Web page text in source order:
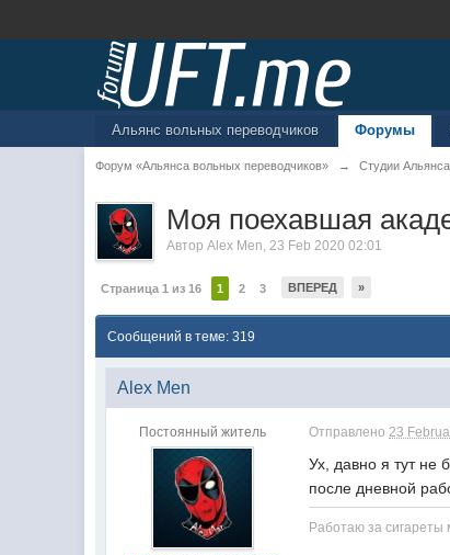
Альянс вольных переводчиков Форумы
Форум «Альянса вольных переводчиков» → Студии Альянса
Моя поехавшая
АвторAlex Men,23 Feb 2020 02:01
Страница 1 из 16 1 2 3 ВПЕРЕД »
Сообщений в теме: 319
Alex Men
Постоянный житель Отправлено23
Ух, давно я тут не
после дневной
Работаю за сигареты